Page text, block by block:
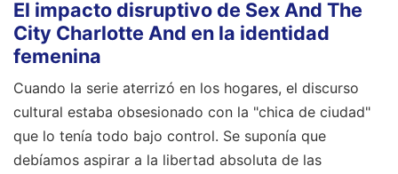
El impacto disruptivo de Sex And The
City Charlotte And en la identidad
femenina
Cuando la serie aterrizó en los hogares, el discurso
cultural estaba obsesionado con la "chica de ciudad"
que lo tenía todo bajo control. Se suponía que
debíamos aspirar a la libertad absoluta de las